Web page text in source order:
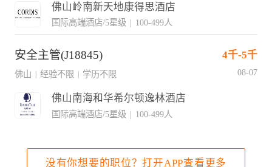
佛山岭南新天地康得思酒店
国际高端酒店/5星级 | 100-499人
安全主管(J18845) 4千-5千
佛山 经验不限 学历不限 08-07
佛山南海和华希尔顿逸林酒店
国际高端酒店/5星级 | 100-499人
没有你想要的职位？打开APP查看更多